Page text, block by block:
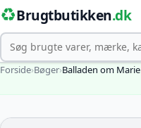
♻️Brugtbutikken.dk
Søg
Forside›Bøger›Balladen om Marie